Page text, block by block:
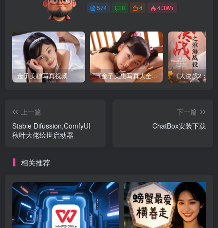
574 0 4 4.3W+
金子美穗写真视频 《金子美惠写真大全》第一卷
上一篇
Stable Difussion,ComfyUI
秋叶大佬绘世启动器
下一篇
ChatBox安装下载
相关推荐